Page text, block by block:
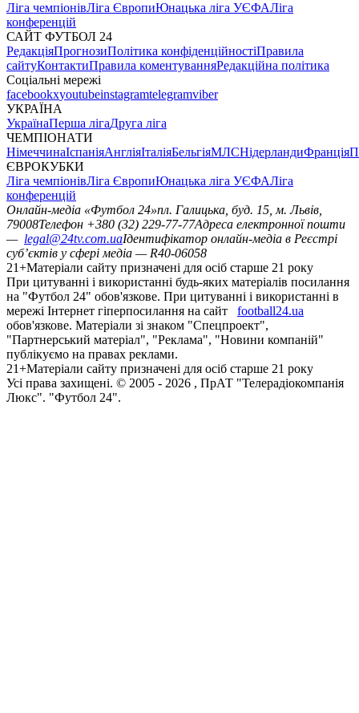
Ліга чемпіонівЛіга ЄвропиЮнацька ліга УЄФАЛіга
конференцій
САЙТ ФУТБОЛ 24
РедакціяПрогнозиПолітика конфіденційностіПравила
сайтуКонтактиПравила коментуванняРедакційна політика
Соціальні мережі
facebookxyoutubeinstagramtelegramviber
УКРАЇНА
УкраїнаПерша лігаДруга ліга
ЧЕМПІОНАТИ
НімеччинаІспаніяАнгліяІталіяБельгіяМЛСНідерландиФранція
ЄВРОКУБКИ
Ліга чемпіонівЛіга ЄвропиЮнацька ліга УЄФАЛіга
конференцій
Онлайн-медіа «Футбол 24»пл. Галицька, буд. 15, м. Львів,
79008Телефон +380 (32) 229-77-77Адреса електронної пошти
— legal@24tv.com.uaІдентифікатор онлайн-медіа в Реєстрі
суб’єктів у сфері медіа — R40-06058
21+Матеріали сайту призначені для осіб старше 21 року
При цитуванні і використанні будь-яких матеріалів посилання
на "Футбол 24" обов'язкове. При цитуванні і використанні в
мережі Інтернет гіперпосилання на сайт
football24.ua
обов'язкове. Матеріали зі знаком "Спецпроект",
"Партнерський матеріал", "Реклама", "Новини компаній"
публікуємо на правах реклами.
21+Матеріали сайту призначені для осіб старше 21 року
Усi права захищенi. © 2005 - 2026 , ПрАТ "Телерадіокомпанія
Люкс". "Футбол 24".